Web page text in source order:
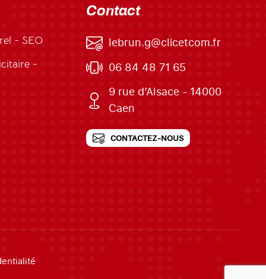
- SEO
-
Contact
lebrun.g@clicetcom.fr
06 84 48 71 65
9 rue d’Alsace - 14000
Caen
CONTACTEZ-NOUS